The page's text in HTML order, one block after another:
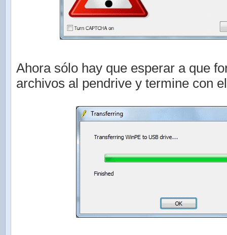
Ahora sólo hay que esperar a que
archivos al pendrive y termine con